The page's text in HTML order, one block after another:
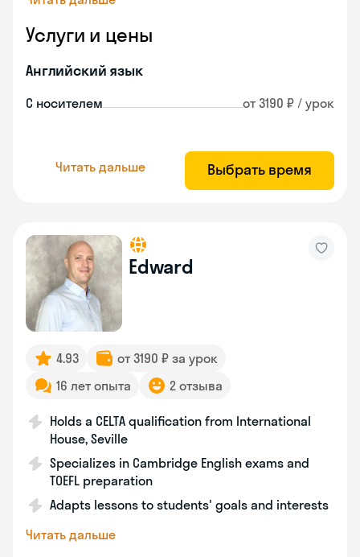
Услуги и цены
Английский язык
С носителем от 3190 ₽ / урок
Читать дальше Выбрать время
Edward
4.93
от 3190 ₽ за урок
16 лет опыта
2 отзыва
Holds a CELTA qualification from International
House, Seville
Specializes in Cambridge English exams and
TOEFL preparation
Adapts lessons to students' goals and interests
Читать дальше